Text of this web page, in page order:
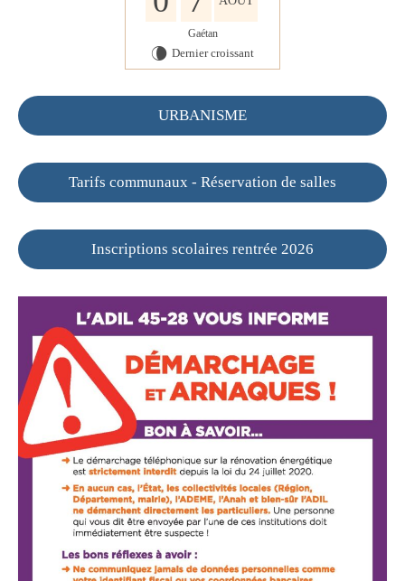
Gaétan
V Dernier croissant
URBANISME
Tarifs communaux - Réservation de salles
Inscriptions scolaires rentrée 2026